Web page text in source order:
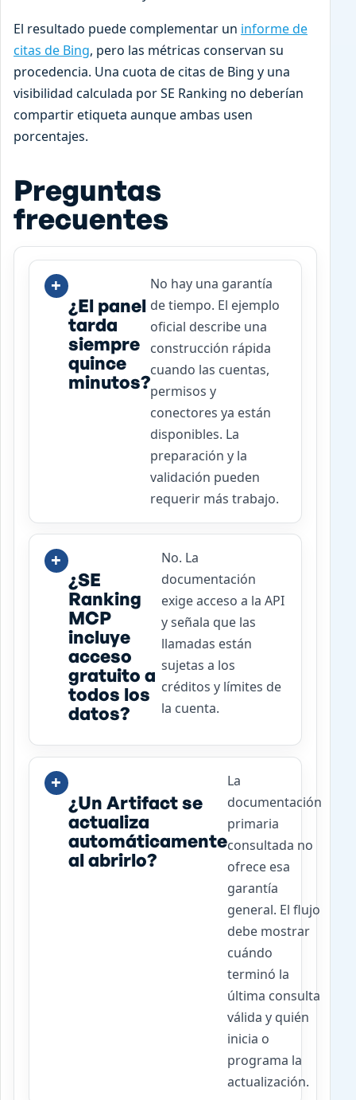
El resultado puede complementar un informe de
citas de Bing, pero las métricas conservan su
procedencia. Una cuota de citas de Bing y una
visibilidad calculada por SE Ranking no deberían
compartir etiqueta aunque ambas usen
porcentajes.
Preguntas
frecuentes
¿El panel
tarda
siempre
quince
minutos?
No hay una garantía
de tiempo. El ejemplo
oficial describe una
construcción rápida
cuando las cuentas,
permisos y
conectores ya están
disponibles. La
preparación y la
validación pueden
requerir más trabajo.
¿SE
Ranking
MCP
incluye
acceso
gratuito a
todos los
datos?
No. La
documentación
exige acceso a la API
y señala que las
llamadas están
sujetas a los
créditos y límites de
la cuenta.
¿Un Artifact se
actualiza
automáticamente
al abrirlo?
La
documentación
primaria
consultada no
ofrece esa
garantía
general. El flujo
debe mostrar
cuándo
terminó la
última consulta
válida y quién
inicia o
programa la
actualización.